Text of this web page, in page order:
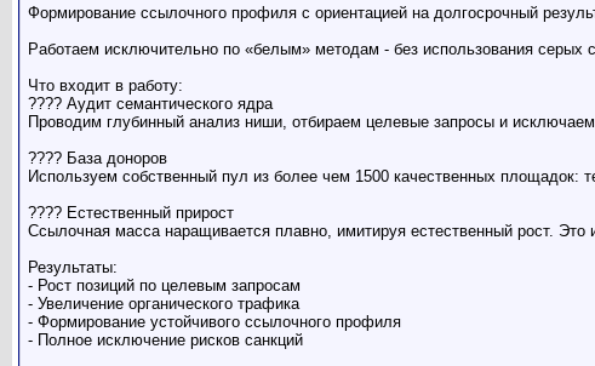
Формирование ссылочного профиля с ориентацией на долгосрочный
Работаем исключительно по «белым» методам - без использования
Что входит в работу:
???? Аудит семантического ядра
Проводим глубинный анализ ниши, отбираем целевые запросы и
???? База доноров
Используем собственный пул из более чем 1500 качественных площадок:
???? Естественный прирост
Ссылочная масса наращивается плавно, имитируя естественный рост.
Результаты:
- Рост позиций по целевым запросам
- Увеличение органического трафика
- Формирование устойчивого ссылочного профиля
- Полное исключение рисков санкций